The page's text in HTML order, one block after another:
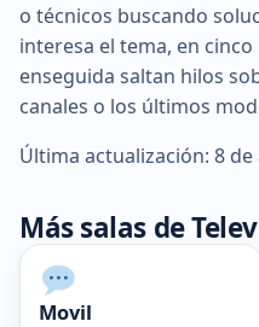
o técnicos buscando
interesa el tema, en
enseguida saltan hilos
canales o los últimos
Última actualización: 8
Más salas de
Movil